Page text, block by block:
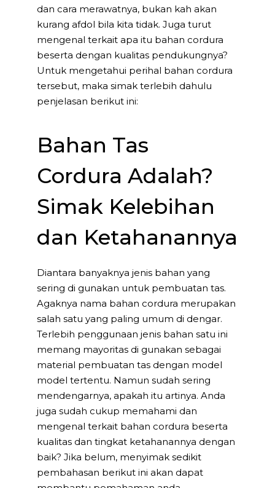
dan cara merawatnya, bukan kah akan
kurang afdol bila kita tidak. Juga turut
mengenal terkait apa itu bahan cordura
beserta dengan kualitas pendukungnya?
Untuk mengetahui perihal bahan cordura
tersebut, maka simak terlebih dahulu
penjelasan berikut ini:
Bahan Tas
Cordura Adalah?
Simak Kelebihan
dan Ketahanannya
Diantara banyaknya jenis bahan yang
sering di gunakan untuk pembuatan tas.
Agaknya nama bahan cordura merupakan
salah satu yang paling umum di dengar.
Terlebih penggunaan jenis bahan satu ini
memang mayoritas di gunakan sebagai
material pembuatan tas dengan model
model tertentu. Namun sudah sering
mendengarnya, apakah itu artinya. Anda
juga sudah cukup memahami dan
mengenal terkait bahan cordura beserta
kualitas dan tingkat ketahanannya dengan
baik? Jika belum, menyimak sedikit
pembahasan berikut ini akan dapat